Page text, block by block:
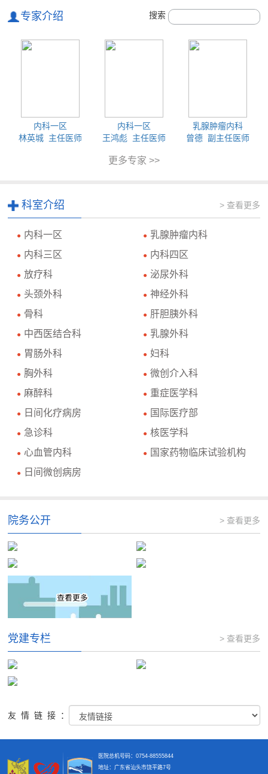
专家介绍 搜索
内科一区
林英城 主任医师
内科一区
王鸿彪 主任医师
乳腺肿瘤内科
曾德 副主任医师
更多专家 >>
科室介绍 > 查看更多
● 内科一区 ● 乳腺肿瘤内科
● 内科三区 ● 内科四区
● 放疗科 ● 泌尿外科
● 头颈外科 ● 神经外科
● 骨科 ● 肝胆胰外科
● 中西医结合科 ● 乳腺外科
● 胃肠外科 ● 妇科
● 胸外科 ● 微创介入科
● 麻醉科 ● 重症医学科
● 日间化疗病房 ● 国际医疗部
● 急诊科 ● 核医学科
● 心血管内科 ● 国家药物临床试验机构
● 日间微创病房
院务公开 > 查看更多
党建专栏 > 查看更多
友情链接：
医院总机号码：0754-88555844
地址：广东省汕头市饶平路7号